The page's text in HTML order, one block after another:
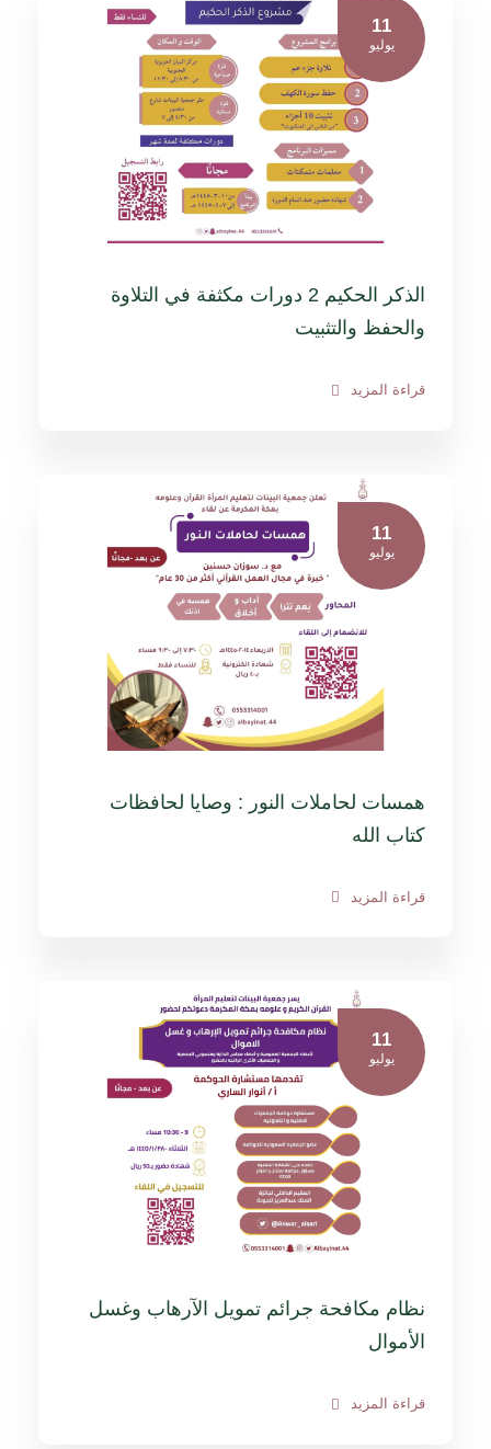
11
يوليو
الذكر الحكيم 2 دورات مكثفة في التلاوة
والحفظ والتثبيت
قراءة المزيد
11
يوليو
همسات لحاملات النور : وصايا لحافظات
كتاب الله
قراءة المزيد
11
يوليو
نظام مكافحة جرائم تمويل الآرهاب وغسل
الأموال
قراءة المزيد